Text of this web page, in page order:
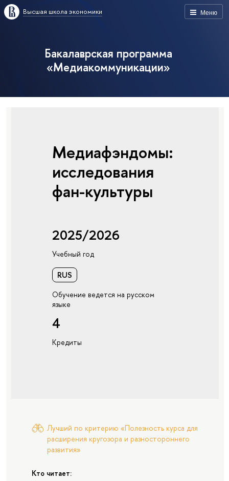
Меню
Высшая школа экономики
Бакалаврская программа
«Медиакоммуникации»
Медиафэндомы:
исследования
фан-культуры
2025/2026
Учебный год
RUS
Обучение ведется на русском
языке
4
Кредиты
Лучший по критерию «Полезность курса для
расширения кругозора и разностороннего
развития»
Кто читает: